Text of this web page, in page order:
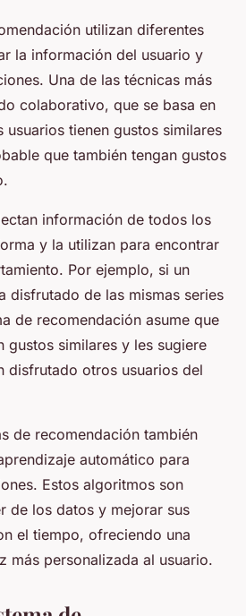
utilizan diferentes
la información del usuario y
Una de las técnicas más
colaborativo, que se basa en
usuarios tienen gustos similares
que también tengan gustos
información de todos los
y la utilizan para encontrar
Por ejemplo, si un
disfrutado de las mismas series
de recomendación asume que
gustos similares y les sugiere
disfrutado otros usuarios del
de recomendación también
automático para
Estos algoritmos son
de los datos y mejorar sus
el tiempo, ofreciendo una
más personalizada al usuario.